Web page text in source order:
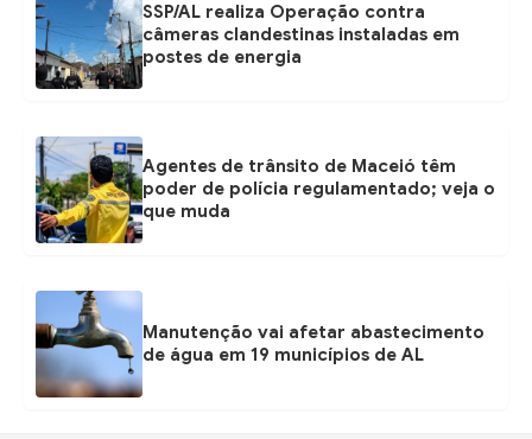
SSP/AL realiza Operação contra
câmeras clandestinas instaladas em
postes de energia
Agentes de trânsito de Maceió têm
poder de polícia regulamentado; veja o
que muda
Manutenção vai afetar abastecimento
de água em 19 municípios de AL